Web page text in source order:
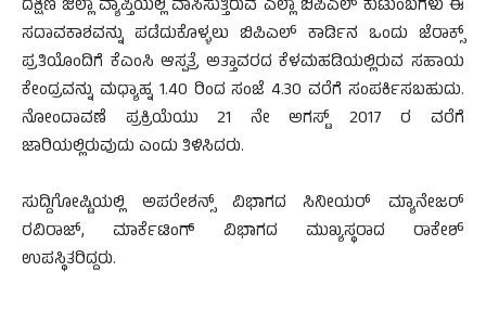
ದಕ್ಷಿಣ ಜಿಲ್ಲಾ ವ್ಯಾಪ್ತಿಯಲ್ಲಿ ವಾಸಿಸುತ್ತಿರುವ ಎಲ್ಲಾ ಬಿಪಿಎಲ್ ಕುಟುಂಬಗಳು ಈ
ಸದಾವಕಾಶವನ್ನು ಪಡೆದುಕೊಳ್ಳಲು ಬಿಪಿಎಲ್ ಕಾರ್ಡಿನ ಒಂದು ಜೆರಾಕ್ಸ್
ಪ್ರತಿಯೊಂದಿಗೆ ಕೆಎಂಸಿ ಆಸ್ಪತ್ರೆ ಅತ್ತಾವರದ ಕೆಳಮಹಡಿಯಲ್ಲಿರುವ ಸಹಾಯ
ಕೇಂದ್ರವನ್ನು ಮಧ್ಯಾಹ್ನ 1.40 ರಿಂದ ಸಂಜೆ 4.30 ವರೆಗೆ ಸಂಪರ್ಕಿಸಬಹುದು.
ನೋಂದಾವಣೆ ಪ್ರಕ್ರಿಯೆಯು 21 ನೇ ಅಗಸ್ಟ್ 2017 ರ ವರೆಗೆ
ಜಾರಿಯಲ್ಲಿರುವುದು ಎಂದು ತಿಳಿಸಿದರು.
ಸುದ್ದಿಗೋಷ್ಟಿಯಲ್ಲಿ ಅಪರೇಶನ್ಸ್ ವಿಭಾಗದ ಸಿನೀಯರ್ ಮ್ಯಾನೇಜರ್
ರವಿರಾಜ್, ಮಾರ್ಕೆಟಿಂಗ್ ವಿಭಾಗದ ಮುಖ್ಯಸ್ಥರಾದ ರಾಕೇಶ್
ಉಪಸ್ಥಿತರಿದ್ದರು.